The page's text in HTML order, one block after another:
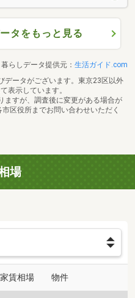
タをもっと見る
暮らしデータ提供元： 生活ガイド.com
データがございます。東京23区以外
表示しています。
ますが、調査後に変更がある場合が
区役所までお問い合わせいただく
場
家賃相場 物件